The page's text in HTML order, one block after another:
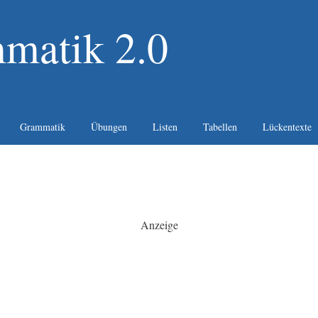
2.0
Grammatik Übungen Listen Tabellen Lückentexte
Anzeige